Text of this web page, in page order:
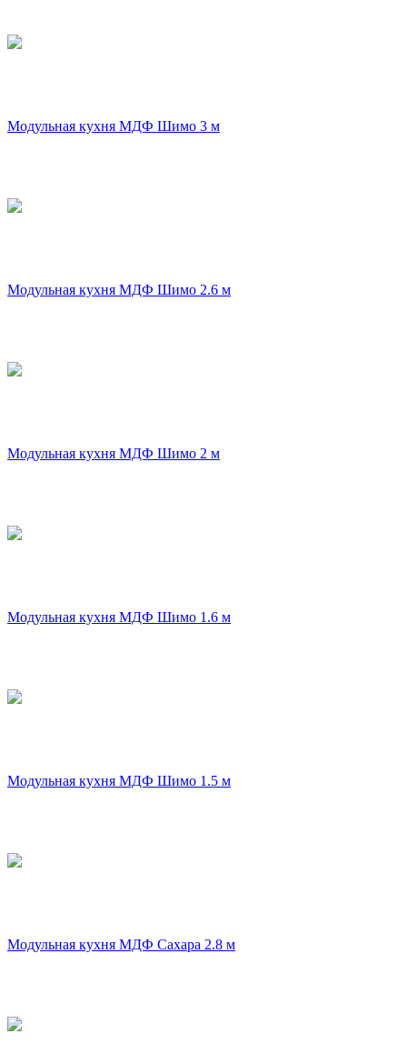
Модульная кухня МДФ Шимо 3 м
Модульная кухня МДФ Шимо 2.6 м
Модульная кухня МДФ Шимо 2 м
Модульная кухня МДФ Шимо 1.6 м
Модульная кухня МДФ Шимо 1.5 м
Модульная кухня МДФ Сахара 2.8 м